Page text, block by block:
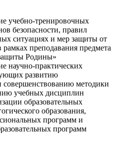
учебно-тренировочных
безопасности, правил
ситуациях и мер защиты от
преподавания предмета
Родины»
научно-практических
развитию
совершенствованию методики
учебных дисциплин
образовательных
образования,
программ и
программ